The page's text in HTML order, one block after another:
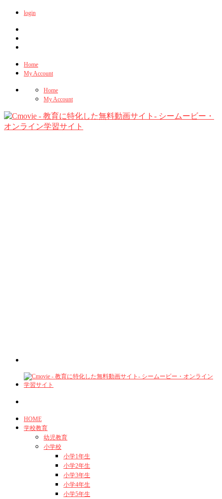
login
Home
My Account
Home
My Account
HOME
学校教育
幼児教育
小学校
小学1年生
小学2年生
小学3年生
小学4年生
小学5年生